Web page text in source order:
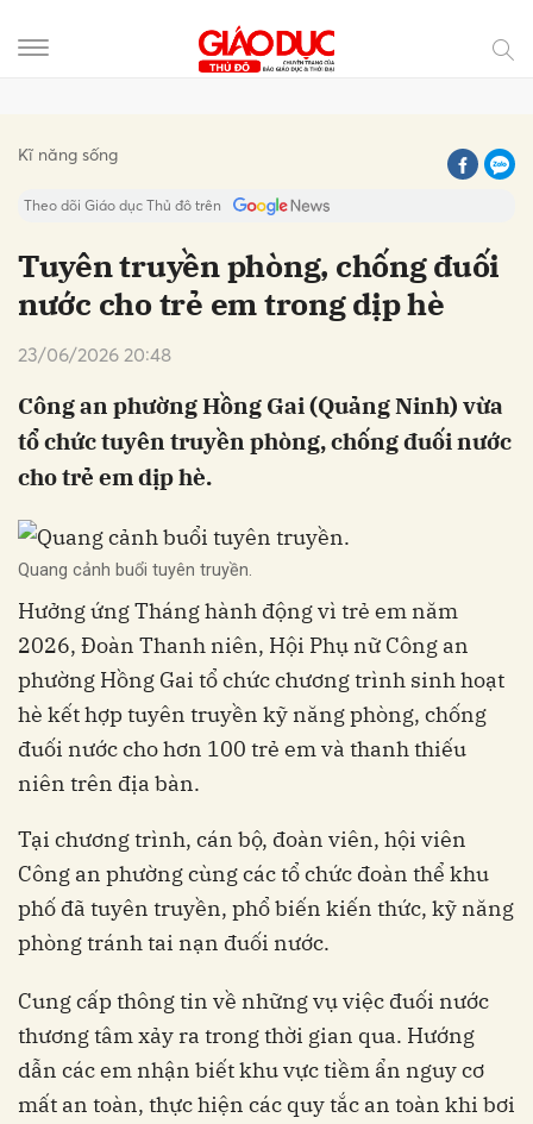
Kĩ năng sống
Theo dõi Giáo dục Thủ đô trên
Tuyên truyền phòng, chống đuối
nước cho trẻ em trong dịp hè
23/06/2026 20:48
Công an phường Hồng Gai (Quảng Ninh) vừa
tổ chức tuyên truyền phòng, chống đuối nước
cho trẻ em dịp hè.
Quang cảnh buổi tuyên truyền.
Hưởng ứng Tháng hành động vì trẻ em năm
2026, Đoàn Thanh niên, Hội Phụ nữ Công an
phường Hồng Gai tổ chức chương trình sinh hoạt
hè kết hợp tuyên truyền kỹ năng phòng, chống
đuối nước cho hơn 100 trẻ em và thanh thiếu
niên trên địa bàn.
Tại chương trình, cán bộ, đoàn viên, hội viên
Công an phường cùng các tổ chức đoàn thể khu
phố đã tuyên truyền, phổ biến kiến thức, kỹ năng
phòng tránh tai nạn đuối nước.
Cung cấp thông tin về những vụ việc đuối nước
thương tâm xảy ra trong thời gian qua. Hướng
dẫn các em nhận biết khu vực tiềm ẩn nguy cơ
mất an toàn, thực hiện các quy tắc an toàn khi bơi
Hủy Gửi